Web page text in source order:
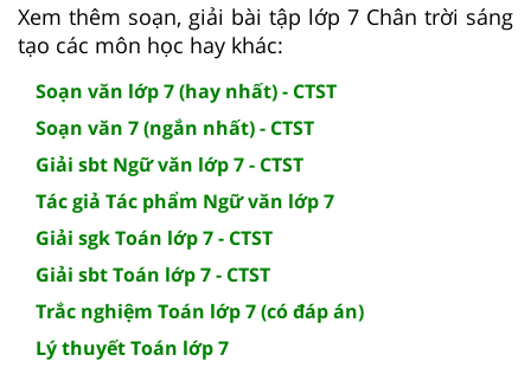
Xem thêm soạn, giải bài tập lớp 7 Chân trời sáng
tạo các môn học hay khác:
Soạn văn lớp 7 (hay nhất) - CTST
Soạn văn 7 (ngắn nhất) - CTST
Giải sbt Ngữ văn lớp 7 - CTST
Tác giả Tác phẩm Ngữ văn lớp 7
Giải sgk Toán lớp 7 - CTST
Giải sbt Toán lớp 7 - CTST
Trắc nghiệm Toán lớp 7 (có đáp án)
Lý thuyết Toán lớp 7